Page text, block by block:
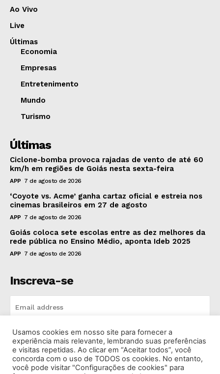
Ao Vivo
Live
Últimas
Economia
Empresas
Entretenimento
Mundo
Turismo
Últimas
Ciclone-bomba provoca rajadas de vento de até 60
km/h em regiões de Goiás nesta sexta-feira
APP 7 de agosto de 2026
‘Coyote vs. Acme’ ganha cartaz oficial e estreia nos
cinemas brasileiros em 27 de agosto
APP 7 de agosto de 2026
Goiás coloca sete escolas entre as dez melhores da
rede pública no Ensino Médio, aponta Ideb 2025
APP 7 de agosto de 2026
Inscreva-se
INSCREVA-SE
I've read and accept the Privacy Policy.
Usamos cookies em nosso site para fornecer a
experiência mais relevante, lembrando suas preferências
e visitas repetidas. Ao clicar em “Aceitar todos”, você
concorda com o uso de TODOS os cookies. No entanto,
você pode visitar "Configurações de cookies" para